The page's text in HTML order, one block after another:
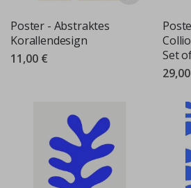
Poster - Abstraktes
Korallendesign
11,00 €
Set